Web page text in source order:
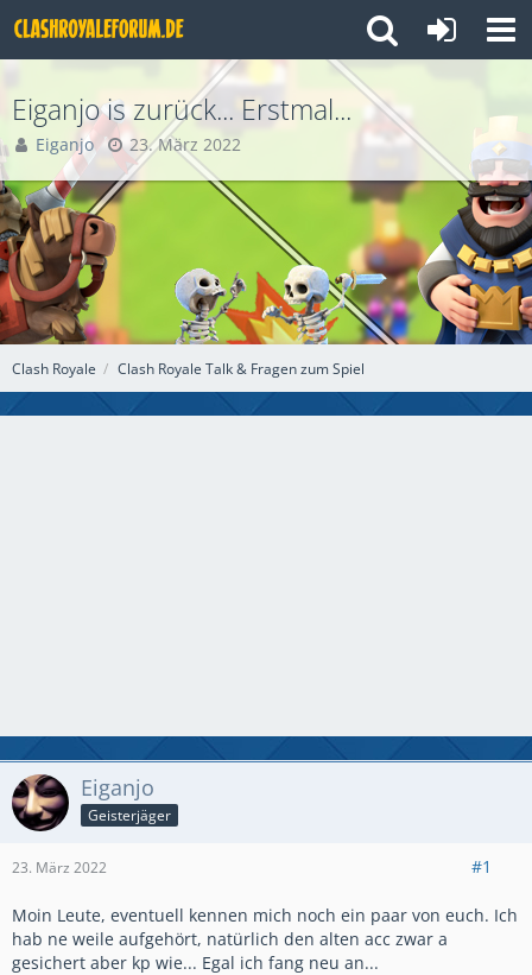
Clash Royale Clash Royale Talk & Fragen zum Spiel
Eiganjo is zurück... Erstmal...
Eiganjo 23. März 2022
Eiganjo
Geisterjäger
23. März 2022 #1
Moin Leute, eventuell kennen mich noch ein paar von euch. Ich
hab ne weile aufgehört, natürlich den alten acc zwar a
gesichert aber kp wie... Egal ich fang neu an...